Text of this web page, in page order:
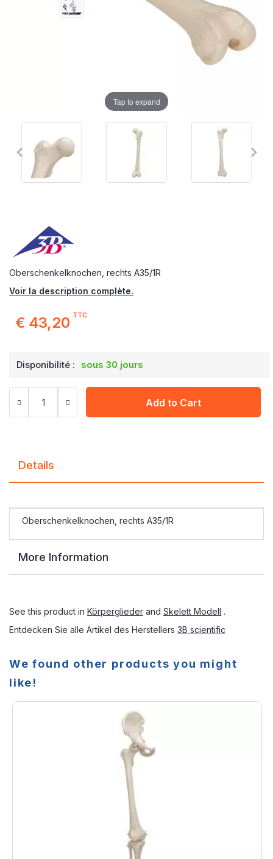
Oberschenkelknochen, rechts A35/1R
Voir la description complète.
€ 43,20 TTC
Disponibilité : sous 30 jours
Add to Cart
Tap to expand
Details
Oberschenkelknochen, rechts A35/1R
More Information
See this product in Körperglieder and Skelett Modell .
Entdecken Sie alle Artikel des Herstellers 3B scientific
We found other products you might
like!